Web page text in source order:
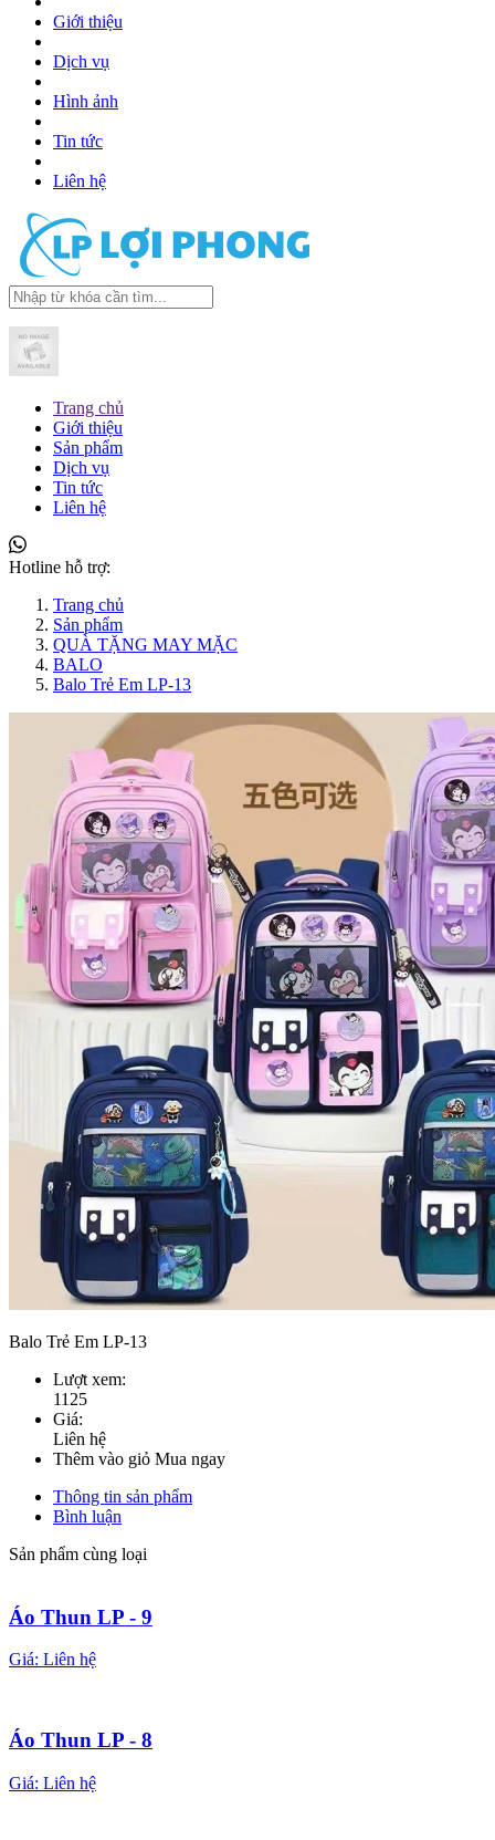
Giới thiệu
Dịch vụ
Hình ảnh
Tin tức
Liên hệ
Trang chủ
Giới thiệu
Sản phẩm
Dịch vụ
Tin tức
Liên hệ
Hotline hỗ trợ:
Trang chủ
Sản phẩm
QUÀ TẶNG MAY MẶC
BALO
Balo Trẻ Em LP-13
Balo Trẻ Em LP-13
Lượt xem:
1125
Giá:
Liên hệ
Thêm vào giỏ Mua ngay
Thông tin sản phẩm
Bình luận
Sản phẩm cùng loại
Áo Thun LP - 9
Giá: Liên hệ
Áo Thun LP - 8
Giá: Liên hệ